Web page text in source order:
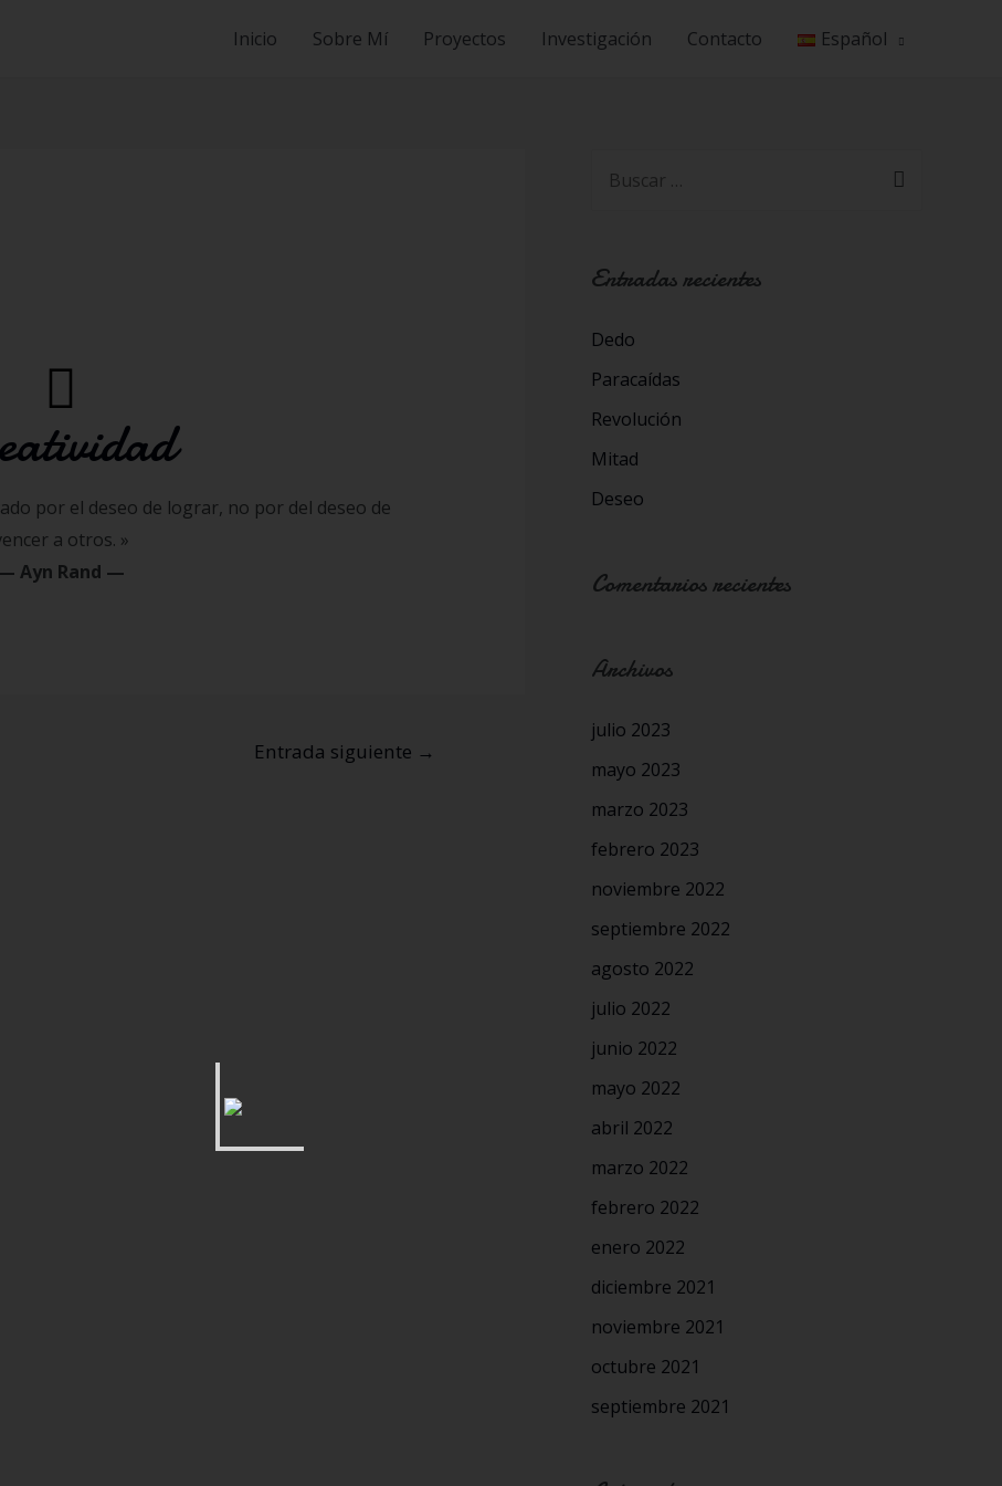
Inicio Sobre Mí Proyectos Investigación Contacto Español
por el deseo de lograr, no por del deseo de
a otros. »
Ayn Rand —
Entrada siguiente →
Entradas recientes
Dedo
Paracaídas
Revolución
Mitad
Deseo
Comentarios recientes
Archivos
julio 2023
mayo 2023
marzo 2023
febrero 2023
noviembre 2022
septiembre 2022
agosto 2022
julio 2022
junio 2022
mayo 2022
abril 2022
marzo 2022
febrero 2022
enero 2022
diciembre 2021
noviembre 2021
octubre 2021
septiembre 2021